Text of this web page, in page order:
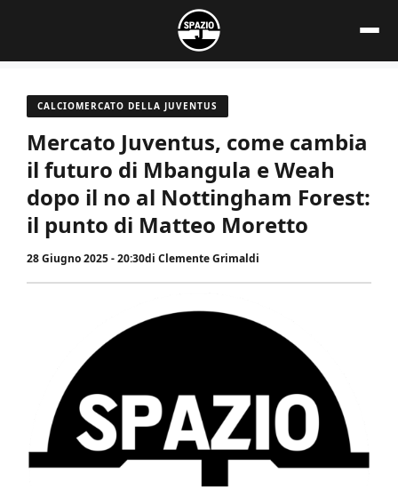
contenuto
CALCIOMERCATO DELLA JUVENTUS
Mercato Juventus, come cambia
il futuro di Mbangula e Weah
dopo il no al Nottingham Forest:
il punto di Matteo Moretto
28 Giugno 2025 - 20:30di Clemente Grimaldi